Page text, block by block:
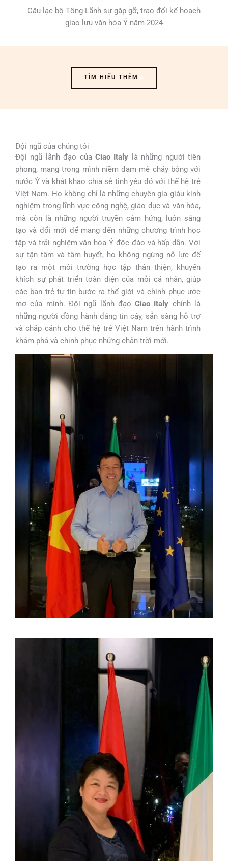
Câu lạc bộ Tổng Lãnh sự gặp gỡ, trao đổi kế hoạch
giao lưu văn hóa Ý năm 2024
TÌM HIỂU THÊM
Đội ngũ của chúng tôi
Đội ngũ lãnh đạo của Ciao Italy là những người tiên
phong, mang trong mình niềm đam mê cháy bỏng với
nước Ý và khát khao chia sẻ tình yêu đó với thế hệ trẻ
Việt Nam. Họ không chỉ là những chuyên gia giàu kinh
nghiệm trong lĩnh vực công nghệ, giáo dục và văn hóa,
mà còn là những người truyền cảm hứng, luôn sáng
tạo và đổi mới để mang đến những chương trình học
tập và trải nghiệm văn hóa Ý độc đáo và hấp dẫn. Với
sự tận tâm và tâm huyết, họ không ngừng nỗ lực để
tạo ra một môi trường học tập thân thiện, khuyến
khích sự phát triển toàn diện của mỗi cá nhân, giúp
các bạn trẻ tự tin bước ra thế giới và chinh phục ước
mơ của mình. Đội ngũ lãnh đạoCiao Italy chính là
những người đồng hành đáng tin cậy, sẵn sàng hỗ trợ
và chắp cánh cho thế hệ trẻ Việt Nam trên hành trình
khám phá và chinh phục những chân trời mới.